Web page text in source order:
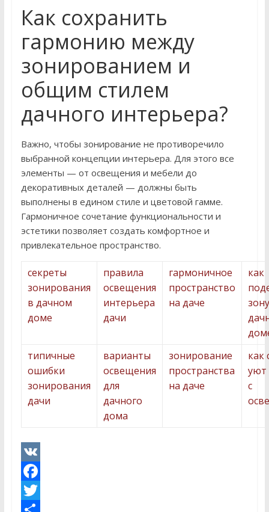
Как сохранить
гармонию между
зонированием и
общим стилем
дачного интерьера?
Важно, чтобы зонирование не противоречило
выбранной концепции интерьера. Для этого все
элементы — от освещения и мебели до
декоративных деталей — должны быть
выполнены в едином стиле и цветовой гамме.
Гармоничное сочетание функциональности и
эстетики позволяет создать комфортное и
привлекательное пространство.
секреты
зонирования
в дачном
доме
правила
освещения
интерьера
дачи
гармоничное
пространство
на даче
как
типичные
ошибки
зонирования
дачи
варианты
освещения
для
дачного
дома
зонирование
пространства
на даче
как
уют
с
V
K
F